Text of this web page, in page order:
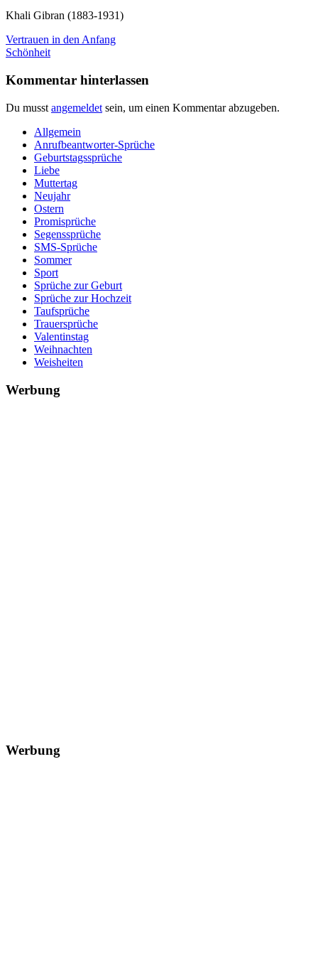
Khali Gibran (1883-1931)
Beitragsnavigation
Vorheriger
Beitrag:
Vertrauen in den Anfang
Nächster
Schönheit
Kommentar hinterlassen
Du musst angemeldet sein, um einen Kommentar abzugeben.
Allgemein
Anrufbeantworter-Sprüche
Geburtstagssprüche
Liebe
Muttertag
Neujahr
Ostern
Promisprüche
Segenssprüche
SMS-Sprüche
Sommer
Sport
Sprüche zur Geburt
Sprüche zur Hochzeit
Taufsprüche
Trauersprüche
Valentinstag
Weihnachten
Weisheiten
Werbung
Werbung